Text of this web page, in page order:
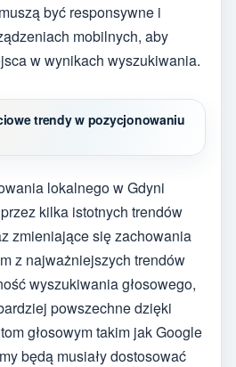
być responsywne i
mobilnych, aby
w wynikach wyszukiwania.
trendy w pozycjonowaniu
lokalnego w Gdyni
kilka istotnych trendów
zmieniające się zachowania
z najważniejszych trendów
wyszukiwania głosowego,
powszechne dzięki
głosowym takim jak Google
będą musiały dostosować